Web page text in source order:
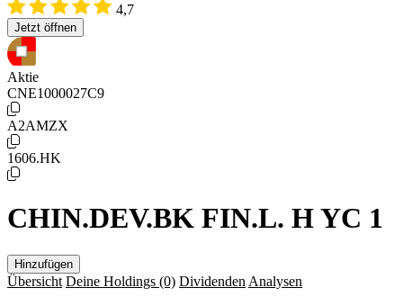
4,7
Jetzt öffnen
Aktie
CNE1000027C9
A2AMZX
1606.HK
CHIN.DEV.BK FIN.L. H YC 1
Hinzufügen
Übersicht Deine Holdings (0) Dividenden Analysen